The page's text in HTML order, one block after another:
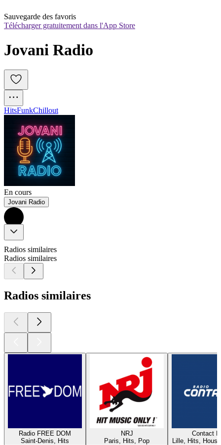
Sauvegarde des favoris
Télécharger gratuitement dans l'App Store
Jovani Radio
HitsFunkChillout
En cours
Jovani Radio
Radios similaires
Radios similaires
Radios similaires
Radio FREE DOM
Saint-Denis, Hits
NRJ
Paris, Hits, Pop
Contact
Lille, Hits,